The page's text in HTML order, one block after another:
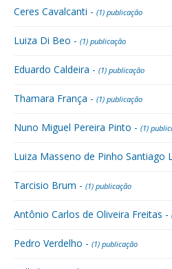
Ceres Cavalcanti - (1) publicação
Luiza Di Beo - (1) publicação
Eduardo Caldeira - (1) publicação
Thamara França - (1) publicação
Nuno Miguel Pereira Pinto - (1)
Luiza Masseno de Pinho Santiago
Tarcisio Brum - (1) publicação
Antônio Carlos de Oliveira Freitas -
Pedro Verdelho - (1) publicação